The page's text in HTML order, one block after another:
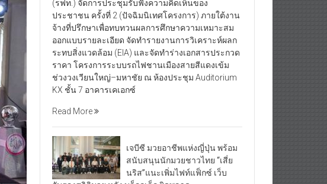
ประชาชน ครั้งที่ 2 (ปัจฉิมนิเทศโครงการ) ภายใต้งาน
จ้างที่ปรึกษาเพื่อทบทวนผลการศึกษาความเหมาะสม
ออกแบบรายละเอียด จัดทำรายงานการวิเคราะห์ผลก
ระทบสิ่งแวดล้อม (EIA) และจัดทำร่างเอกสารประกวด
ราคา โครงการระบบรถไฟชานเมืองสายสีแดงเข้ม
ช่วงวงเวียนใหญ่–มหาชัย ณ ห้องประชุม Auditorium
KX ชั้น 7 อาคารเคเอกซ์
เจบีซี มวยอาชีพแห่งญี่ปุ่น พร้อม
สนับสนุนนักมวยชาวไทย “เสี่ย
นริส”แนะเพิ่มไฟท์แฟ็กซ์ เว็บ
รับรองสถิติมวย หลัง บล็อกเล็ก ผิดพลาด